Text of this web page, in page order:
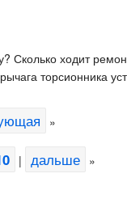
Сколько ходит
торсионника
»
| дальше »